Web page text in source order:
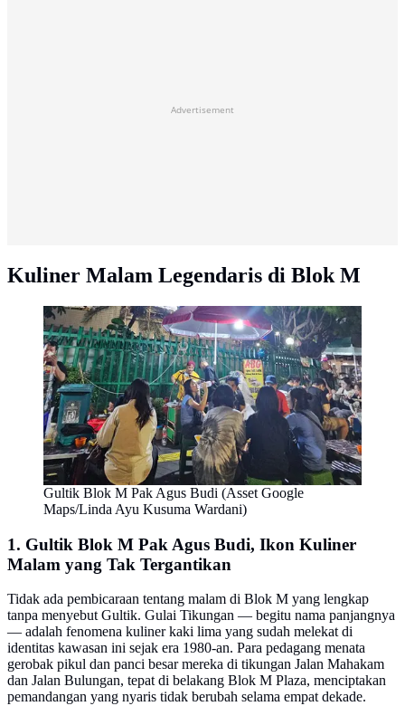
Advertisement
Kuliner Malam Legendaris di Blok M
Gultik Blok M Pak Agus Budi (Asset Google
Maps/Linda Ayu Kusuma Wardani)
1. Gultik Blok M Pak Agus Budi, Ikon Kuliner
Malam yang Tak Tergantikan
Tidak ada pembicaraan tentang malam di Blok M yang lengkap
tanpa menyebut Gultik. Gulai Tikungan — begitu nama panjangnya
— adalah fenomena kuliner kaki lima yang sudah melekat di
identitas kawasan ini sejak era 1980-an. Para pedagang menata
gerobak pikul dan panci besar mereka di tikungan Jalan Mahakam
dan Jalan Bulungan, tepat di belakang Blok M Plaza, menciptakan
pemandangan yang nyaris tidak berubah selama empat dekade.